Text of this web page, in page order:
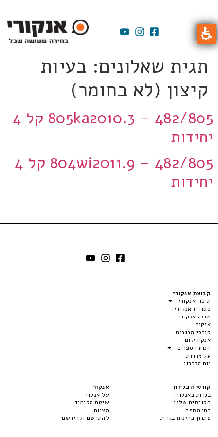
תגית שאלונים: בעיות
קיצון (לא בחומר)
805ka2010.3 – 482/805 קל 4
יחידות
804wi2011.9 – 482/805 קל 4
יחידות
קבוצת אנקורי
תיכון אנקורי
סטודיו אנקורי
מדיה אנקורי
אנקור
קורסי הבגרות
אנקוריזום
חנות הספרים
על אודות
יום הזכרון
קורסי הבגרות
בגרות באנקורי
הקורסים שלנו
בתי הספר
פתרון בחינות בגרות
אנקור
על אנקור
שיטת הלימוד
הצוות
להתרשם ולהירשם